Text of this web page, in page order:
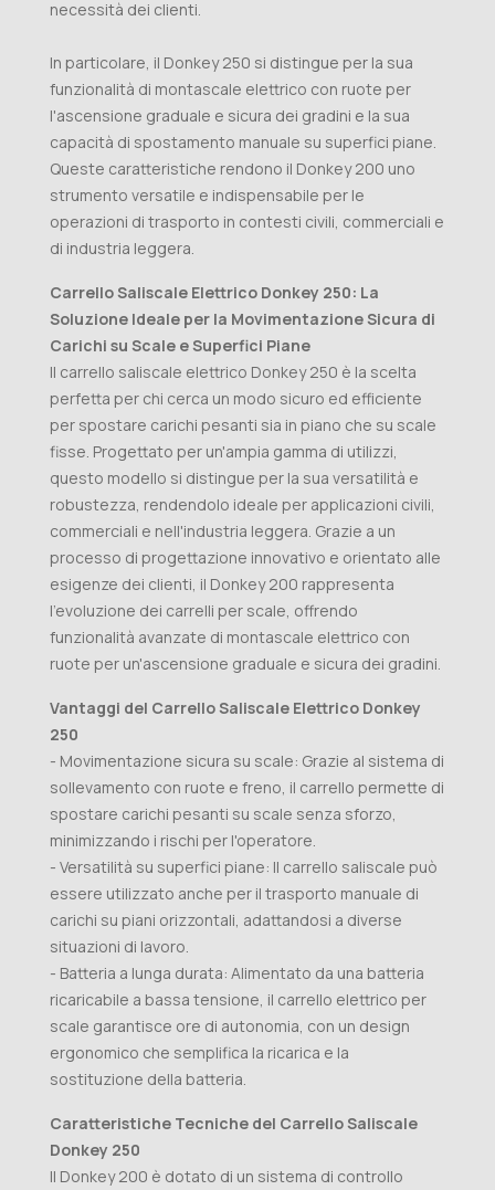
necessità dei clienti.
In particolare, il Donkey 250 si distingue per la sua
funzionalità di montascale elettrico con ruote per
l'ascensione graduale e sicura dei gradini e la sua
capacità di spostamento manuale su superfici piane.
Queste caratteristiche rendono il Donkey 200 uno
strumento versatile e indispensabile per le
operazioni di trasporto in contesti civili, commerciali e
di industria leggera.
Carrello Saliscale Elettrico Donkey 250: La
Soluzione Ideale per la Movimentazione Sicura di
Carichi su Scale e Superfici Piane
Il carrello saliscale elettrico Donkey 250 è la scelta
perfetta per chi cerca un modo sicuro ed efficiente
per spostare carichi pesanti sia in piano che su scale
fisse. Progettato per un'ampia gamma di utilizzi,
questo modello si distingue per la sua versatilità e
robustezza, rendendolo ideale per applicazioni civili,
commerciali e nell'industria leggera. Grazie a un
processo di progettazione innovativo e orientato alle
esigenze dei clienti, il Donkey 200 rappresenta
l'evoluzione dei carrelli per scale, offrendo
funzionalità avanzate di montascale elettrico con
ruote per un'ascensione graduale e sicura dei gradini.
Vantaggi del Carrello Saliscale Elettrico Donkey
250
- Movimentazione sicura su scale: Grazie al sistema di
sollevamento con ruote e freno, il carrello permette di
spostare carichi pesanti su scale senza sforzo,
minimizzando i rischi per l'operatore.
- Versatilità su superfici piane: Il carrello saliscale può
essere utilizzato anche per il trasporto manuale di
carichi su piani orizzontali, adattandosi a diverse
situazioni di lavoro.
- Batteria a lunga durata: Alimentato da una batteria
ricaricabile a bassa tensione, il carrello elettrico per
scale garantisce ore di autonomia, con un design
ergonomico che semplifica la ricarica e la
sostituzione della batteria.
Caratteristiche Tecniche del Carrello Saliscale
Donkey 250
Il Donkey 200 è dotato di un sistema di controllo